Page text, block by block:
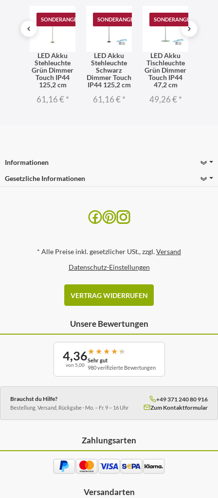
SONDERANGEBOT
LED Akku
Stehleuchte
Grün Dimmer
Touch IP44
125,2 cm
61,16 €*
SONDERANGEBOT
LED Akku
Stehleuchte
Schwarz
Dimmer Touch
IP44 125,2 cm
61,16 €*
SONDERANGEBOT
LED Akku
Tischleuchte
Grün Dimmer
Touch IP44
47,2 cm
49,26 €*
Informationen
Gesetzliche Informationen
* Alle Preise inkl. gesetzlicher USt., zzgl.Versand
Datenschutz-Einstellungen
VERTRAG WIDERRUFEN
Unsere Bewertungen
4,36
von 5,00
★ ★ ★ ★ ★
Sehr gut
980 verifizierte Bewertungen
Brauchst du Hilfe?
Bestellung, Versand, Rückgabe · Mo. – Fr. 9 – 16 Uhr
+49 371 240 80 916
Zum Kontaktformular
Zahlungsarten
Versandarten